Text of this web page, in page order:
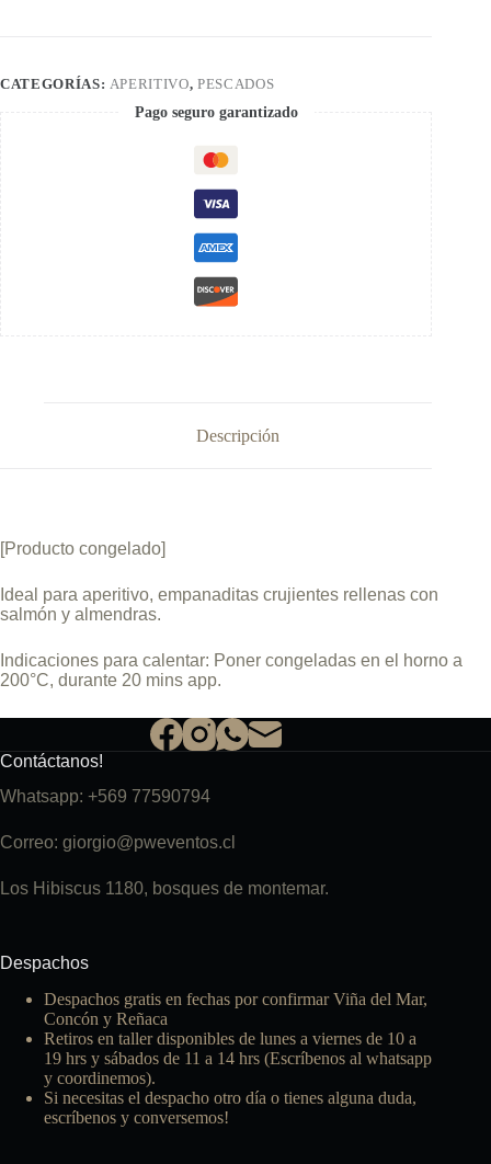
CATEGORÍAS: APERITIVO, PESCADOS
Pago seguro garantizado
Descripción
[Producto congelado]
Ideal para aperitivo, empanaditas crujientes rellenas con
salmón y almendras.
Indicaciones para calentar: Poner congeladas en el horno a
200°C, durante 20 mins app.
Contáctanos!
Whatsapp: +569 77590794
Correo: giorgio@pweventos.cl
Los Hibiscus 1180, bosques de montemar.
Despachos
Despachos gratis en fechas por confirmar Viña del Mar,
Concón y Reñaca
Retiros en taller disponibles de lunes a viernes de 10 a
19 hrs y sábados de 11 a 14 hrs (Escríbenos al whatsapp
y coordinemos).
Si necesitas el despacho otro día o tienes alguna duda,
escríbenos y conversemos!